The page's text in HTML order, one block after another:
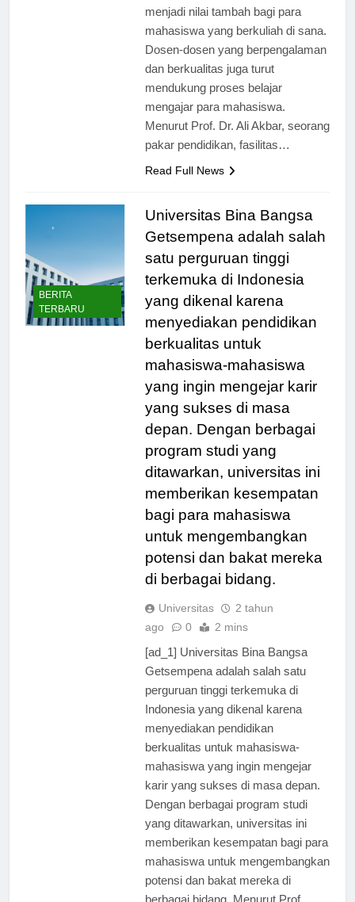
pusat kegiatan mahasiswa juga
menjadi nilai tambah bagi para
mahasiswa yang berkuliah di sana.
Dosen-dosen yang berpengalaman
dan berkualitas juga turut
mendukung proses belajar
mengajar para mahasiswa.
Menurut Prof. Dr. Ali Akbar, seorang
BERITA
TERBARU
Universitas Bina Bangsa
Getsempena adalah salah
satu perguruan tinggi
terkemuka di Indonesia
yang dikenal karena
menyediakan pendidikan
berkualitas untuk
mahasiswa-mahasiswa
yang ingin mengejar karir
yang sukses di masa
depan. Dengan berbagai
program studi yang
ditawarkan, universitas ini
memberikan kesempatan
bagi para mahasiswa
untuk mengembangkan
potensi dan bakat mereka
di berbagai bidang.
Universitas
2 tahun
[ad_1] Universitas Bina Bangsa
Getsempena adalah salah satu
perguruan tinggi terkemuka di
Indonesia yang dikenal karena
menyediakan pendidikan
berkualitas untuk mahasiswa-
mahasiswa yang ingin mengejar
karir yang sukses di masa depan.
Dengan berbagai program studi
yang ditawarkan, universitas ini
memberikan kesempatan bagi para
mahasiswa untuk mengembangkan
potensi dan bakat mereka di